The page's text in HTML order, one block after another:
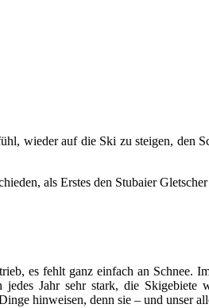
wieder auf die Ski zu steigen, den
als Erstes den Stubaier
es fehlt ganz einfach an Schnee.
Jahr sehr stark, die Skigebiete
hinweisen, denn sie – und unser